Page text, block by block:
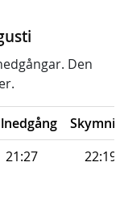
Den
21:27 22:19